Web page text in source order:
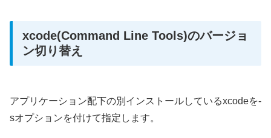
xcode(Command Line Tools)のバージョ
ン切り替え
アプリケーション配下の別インストールしているxcodeを-
sオプションを付けて指定します。